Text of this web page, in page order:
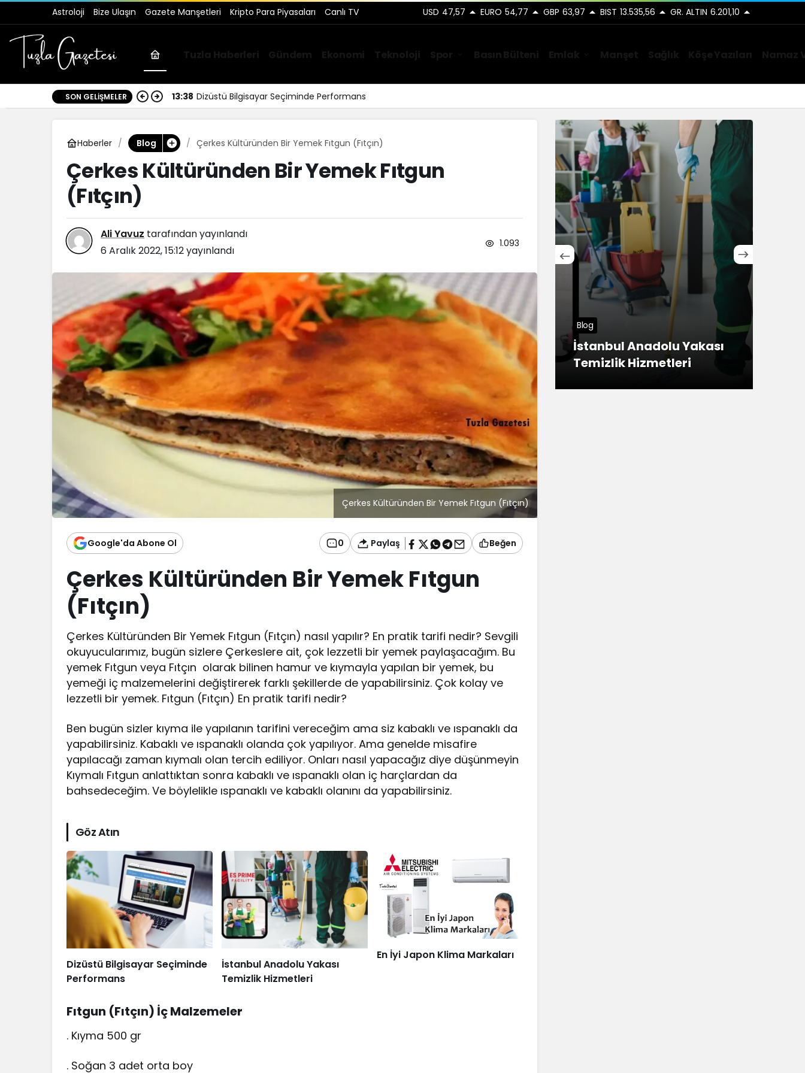
Astroloji Bize Ulaşın Gazete Manşetleri Kripto Para Piyasaları Canlı TV USD 47,57 EURO 54,77 GBP 63,97 BIST 13.535,56 GR. ALTIN 6.201,10
SON GELIŞMELER 13:38 Dizüstü Bilgisayar Seçiminde Performans
Haberler Blog Çerkes Kültüründen Bir Yemek Fıtgun (Fıtçın)
Çerkes Kültüründen Bir Yemek Fıtgun
(Fıtçın)
Ali Yavuz tarafından yayınlandı
6 Aralık 2022, 15:12yayınlandı
1.093
Çerkes Kültüründen Bir Yemek Fıtgun (Fıtçın)
Google'da Abone Ol 0 Paylaş Beğen
Çerkes Kültüründen Bir Yemek Fıtgun
(Fıtçın)
Çerkes Kültüründen Bir Yemek Fıtgun (Fıtçın) nasıl yapılır? En pratik tarifi nedir? Sevgili
okuyucularımız, bugün sizlere Çerkeslere ait, çok lezzetli bir yemek paylaşacağım. Bu
yemek Fıtgun veya Fıtçın olarak bilinen hamur ve kıymayla yapılan bir yemek, bu
yemeği iç malzemelerini değiştirerek farklı şekillerde de yapabilirsiniz. Çok kolay ve
lezzetli bir yemek. Fıtgun (Fıtçın) En pratik tarifi nedir?
Ben bugün sizler kıyma ile yapılanın tarifini vereceğim ama siz kabaklı ve ıspanaklı da
yapabilirsiniz. Kabaklı ve ıspanaklı olanda çok yapılıyor. Ama genelde misafire
yapılacağı zaman kıymalı olan tercih ediliyor. Onları nasıl yapacağız diye düşünmeyin
Kıymalı Fıtgun anlattıktan sonra kabaklı ve ıspanaklı olan iç harçlardan da
bahsedeceğim. Ve böylelikle ıspanaklı ve kabaklı olanını da yapabilirsiniz.
Göz Atın
Dizüstü Bilgisayar Seçiminde
Performans
İstanbul Anadolu Yakası
Temizlik Hizmetleri
En İyi Japon Klima Markaları
Fıtgun (Fıtçın) İç Malzemeler
. Kıyma 500 gr
. Soğan 3 adet orta boy
Blog
Dizüstü Bilgisayar
Seçiminde Performans
Blog
İstanbul Anadolu Yakası
Temizlik Hizmetleri
Tuzla Haberleri
Meşhur Sivas Köftesi
Anadolu Yakası’nda
nerede yenir?